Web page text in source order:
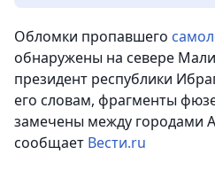
Обломки пропавшего
обнаружены на севере
президент республики
его словам, фрагменты
замечены между городами
сообщает Вести.ru